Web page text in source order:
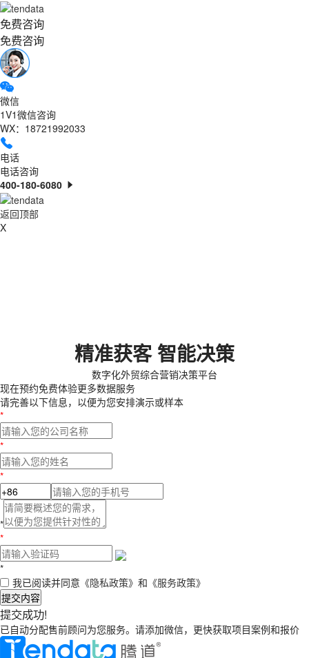
免费咨询
免费咨询
微信
1V1微信咨询
WX：18721992033
电话
电话咨询
400-180-6080
返回顶部
X
精准获客 智能决策
数字化外贸综合营销决策平台
现在预约免费体验更多数据服务
请完善以下信息，以便为您安排演示或样本
*
*
*
*
*
*
我已阅读并同意 《隐私政策》 和 《服务政策》
提交内容
提交成功!
已自动分配售前顾问为您服务。请添加微信，更快获取项目案例和报价